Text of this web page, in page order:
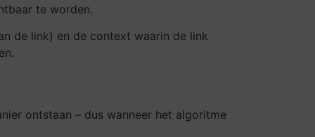
te worden.
de link) en de context waarin de link
ontstaan – dus wanneer het algoritme